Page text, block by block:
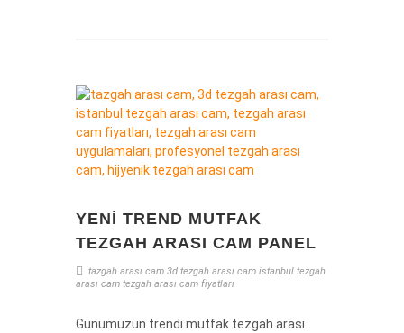
YENI TREND MUTFAK
TEZGAH ARASI CAM PANEL
tazgah arası cam 3d tezgah arası cam istanbul tezgah
arası cam tezgah arası cam fiyatları
Günümüzün trendi mutfak tezgah arası